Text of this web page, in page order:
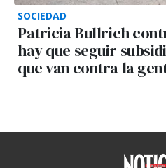
SOCIEDAD
Patricia Bullrich
hay que seguir
que van contra la